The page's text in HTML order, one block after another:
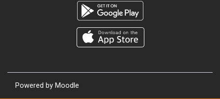
Powered by Moodle